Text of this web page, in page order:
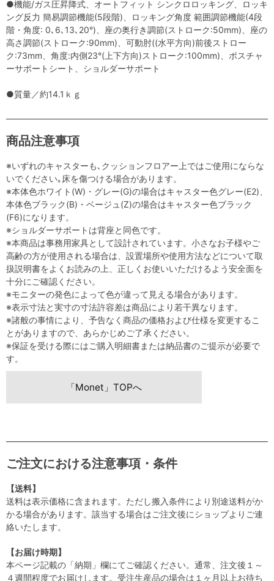
●機能/ガス圧昇降式、オートフィット シンクロロッキング、ロッキ
ング反力 簡易調節機能(5段階)、ロッキング角度 範囲調節機能(4段
階・角度: 0､6､13､20°)、座の奥行き調節(ストローク:50mm)、座の
高さ調節(ストローク:90mm)、可動肘((水平方向)前後ストロー
ク:73mm、角度:内側23°(上下方向)ストローク:100mm)、ポスチャ
ーサポートシート、ショルダーサポート
●質量／約14.1ｋｇ
商品注意事項
※いずれのキャスターも､クッションフロアー上ではご使用にならな
いでください｡床を傷つける場合があります。
※本体色ホワイト(W)・グレー(G)の場合はキャスター色グレー(E2)、
本体色ブラック(B)・ベージュ(Z)の場合はキャスター色ブラック
(F6)になります。
※ショルダーサポートは背座と同色です。
※本商品は事務用家具として設計されています。小さなお子様やご
高齢の方が使用される場合は、設置場所や使用方法などについて取
扱説明書をよくお読みの上、正しくお使いいただけるよう安全面を
十分にご確認ください。
※モニターの発色によって色が違って見える場合があります。
※表示寸法と実寸の寸法許容差は商品により若干異なります。
※諸般の事情により、予告なく商品の価格および仕様を変更するこ
とがありますので、あらかじめご了承ください。
※保証を受ける際にはご購入明細書または納品書のご提示が必要で
す。
「Monet」TOPへ
ご注文における注意事項・条件
【送料】
送料は表示価格に含まれます。ただし搬入条件により別途送料がか
かる場合があります。該当する場合はご注文後にショップよりご連
絡いたします。
【お届け時期】
本ページ記載の「納期」欄にてご確認ください。通常、注文後１～
４週間程度でお届けします。受注生産品の場合は１ヶ月以上お待ち